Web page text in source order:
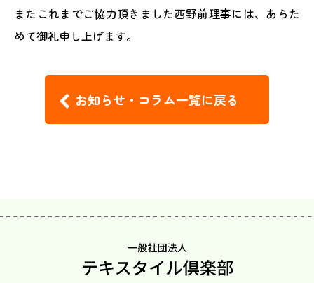
またこれまでご協力頂きました西野前理事には、あらた
めて御礼申し上げます。
お知らせ・コラム一覧に戻る